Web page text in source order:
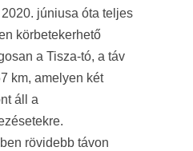
2020. júniusa óta teljes
körbetekerhető
a Tisza-tó, a táv
km, amelyen két
áll a
rövidebb távon